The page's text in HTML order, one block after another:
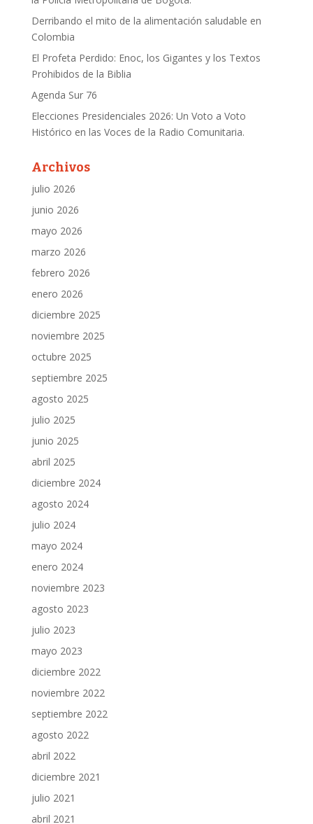
Derribando el mito de la alimentación saludable en
Colombia
El Profeta Perdido: Enoc, los Gigantes y los Textos
Prohibidos de la Biblia
Agenda Sur 76
Elecciones Presidenciales 2026: Un Voto a Voto
Histórico en las Voces de la Radio Comunitaria.
Archivos
julio 2026
junio 2026
mayo 2026
marzo 2026
febrero 2026
enero 2026
diciembre 2025
noviembre 2025
octubre 2025
septiembre 2025
agosto 2025
julio 2025
junio 2025
abril 2025
diciembre 2024
agosto 2024
julio 2024
mayo 2024
enero 2024
noviembre 2023
agosto 2023
julio 2023
mayo 2023
diciembre 2022
noviembre 2022
septiembre 2022
agosto 2022
abril 2022
diciembre 2021
julio 2021
abril 2021